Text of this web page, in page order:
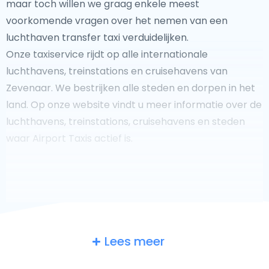
maar toch willen we graag enkele meest
voorkomende vragen over het nemen van een
luchthaven transfer taxi verduidelijken.
Onze taxiservice rijdt op alle internationale
luchthavens, treinstations en cruisehavens van
Zevenaar. We bestrijken alle steden en dorpen in het
land. Op onze website vindt u meer informatie over de
luchthavens, treinstations, cruisehavens en steden
waar Airport Taxis actief is.
Lees meer